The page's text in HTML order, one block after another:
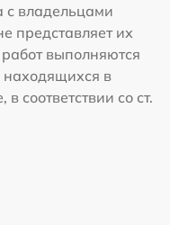
владельцами
представляет их
выполняются
находящихся в
соответствии со ст.